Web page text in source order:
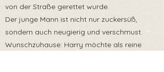
von der Straße gerettet wurde.
Der junge Mann ist nicht nur zuckersüß,
sondern auch neugierig und verschmust.
Wunschzuhause: Harry möchte als reine